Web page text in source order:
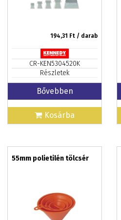
194,31 Ft / darab
CR-KEN5304520K
Részletek
Bővebben
Kosárba
55mm polietilén tölcsér